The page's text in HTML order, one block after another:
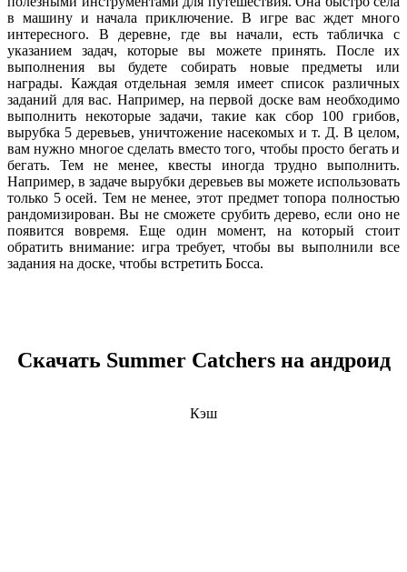
в машину и начала приключение. В игре вас ждет много
интересного. В деревне, где вы начали, есть табличка с
указанием задач, которые вы можете принять. После их
выполнения вы будете собирать новые предметы или
награды. Каждая отдельная земля имеет список различных
заданий для вас. Например, на первой доске вам необходимо
выполнить некоторые задачи, такие как сбор 100 грибов,
вырубка 5 деревьев, уничтожение насекомых и т. Д. В целом,
вам нужно многое сделать вместо того, чтобы просто бегать и
бегать. Тем не менее, квесты иногда трудно выполнить.
Например, в задаче вырубки деревьев вы можете использовать
только 5 осей. Тем не менее, этот предмет топора полностью
рандомизирован. Вы не сможете срубить дерево, если оно не
появится вовремя. Еще один момент, на который стоит
обратить внимание: игра требует, чтобы вы выполнили все
задания на доске, чтобы встретить Босса.
Скачать Summer Catchers на андроид
Кэш